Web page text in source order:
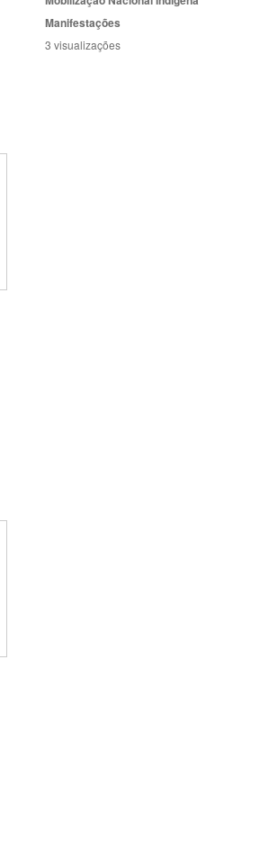
Manifestações
3 visualizações